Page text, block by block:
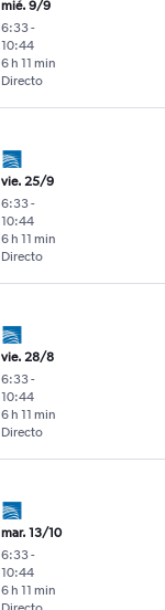
mié. 9/9
6:33-
10:44
Directo
6 h 11 min
vie. 25/9
6:33-
10:44
Directo
6 h 11 min
vie. 28/8
6:33-
10:44
Directo
6 h 11 min
mar. 13/10
6:33-
10:44
6 h 11 min